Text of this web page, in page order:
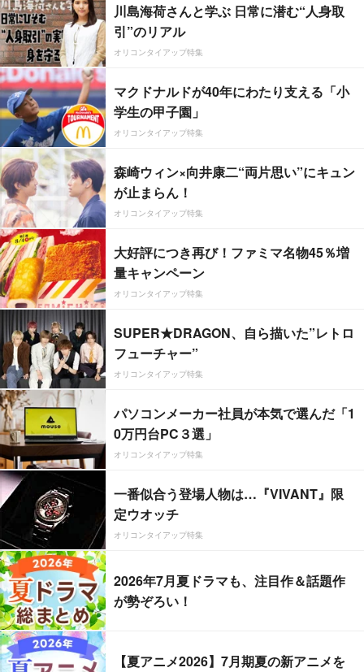
川島海荷さんと学ぶ 日常に潜む“人身取
引”のリアル
オリコンタイアップ特集
マクドナルドが40年にわたり支える「小
学生の甲子園」
オリコンタイアップ特集
森崎ウィン×向井康二“両片思い”にキュン
が止まらん！
オリコンタイアップ特集
大好評につき再び！ファミマ名物45％増
量キャンペーン
オリコンタイアップ特集
SUPER★DRAGON、自ら描いた”レトロ
フューチャー”
オリコンタイアップ特集
パソコンメーカー社員が本気で選んだ「1
0万円台PC３選」
オリコンタイアップ特集
一番似合う登場人物は…『VIVANT』限
定ウオッチ
オリコンタイアップ特集
2026年7月夏ドラマも、注目作＆話題作
が勢ぞろい！
【夏アニメ2026】7月期夏の新アニメを